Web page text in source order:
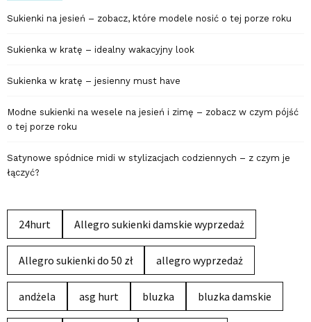
Sukienki na jesień – zobacz, które modele nosić o tej porze roku
Sukienka w kratę – idealny wakacyjny look
Sukienka w kratę – jesienny must have
Modne sukienki na wesele na jesień i zimę – zobacz w czym pójść
o tej porze roku
Satynowe spódnice midi w stylizacjach codziennych – z czym je
łączyć?
24hurt Allegro sukienki damskie wyprzedaż
Allegro sukienki do 50 zł allegro wyprzedaż
andżela asg hurt bluzka bluzka damskie